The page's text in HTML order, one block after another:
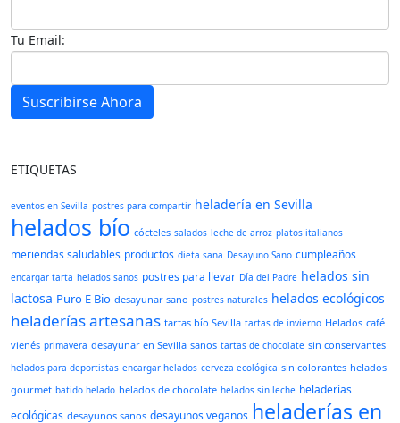
Tu Email:
Suscribirse Ahora
ETIQUETAS
eventos en Sevilla postres para compartir heladería en Sevilla
helados bío cócteles salados leche de arroz platos italianos
meriendas saludables productos dieta sana Desayuno Sano cumpleaños
encargar tarta helados sanos postres para llevar Día del Padre helados sin
lactosa Puro E Bio desayunar sano postres naturales helados ecológicos
heladerías artesanas tartas bío Sevilla tartas de invierno Helados café
vienés primavera desayunar en Sevilla sanos tartas de chocolate sin conservantes
helados para deportistas encargar helados cerveza ecológica sin colorantes helados
gourmet batido helado helados de chocolate helados sin leche heladerías
ecológicas desayunos sanos desayunos veganos heladerías en